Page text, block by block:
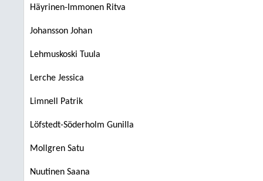
Häyrinen-Immonen Ritva
Johansson Johan
Lehmuskoski Tuula
Lerche Jessica
Limnell Patrik
Löfstedt-Söderholm Gunilla
Mollgren Satu
Nuutinen Saana